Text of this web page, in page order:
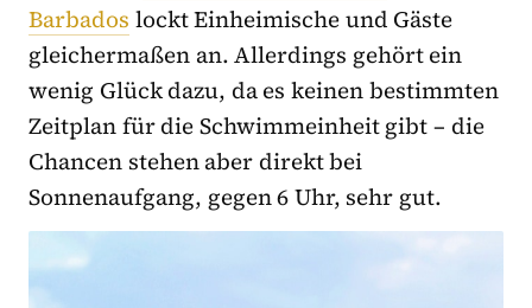
Barbados lockt Einheimische und Gäste
gleichermaßen an. Allerdings gehört ein
wenig Glück dazu, da es keinen bestimmten
Zeitplan für die Schwimmeinheit gibt – die
Chancen stehen aber direkt bei
Sonnenaufgang, gegen 6 Uhr, sehr gut.